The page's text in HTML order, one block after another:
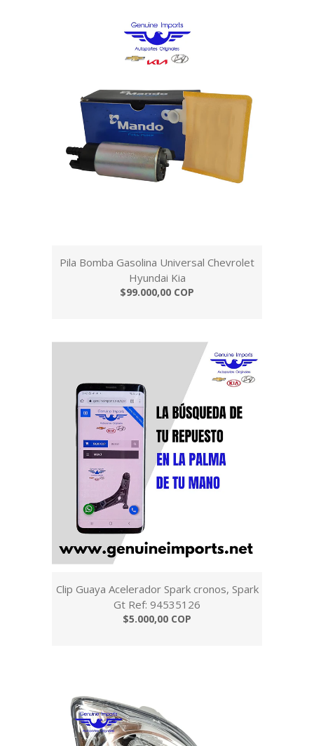
Pila Bomba Gasolina Universal Chevrolet
Hyundai Kia
$99.000,00 COP
Clip Guaya Acelerador Spark cronos, Spark
Gt Ref: 94535126
$5.000,00 COP